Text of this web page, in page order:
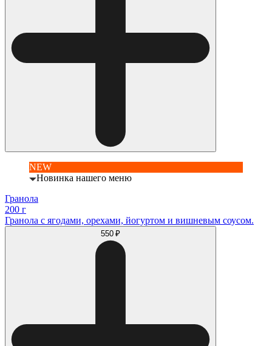
NEW
Новинка нашего меню
Гранола
200 г
Гранола с ягодами, орехами, йогуртом и вишневым соусом.
550 ₽